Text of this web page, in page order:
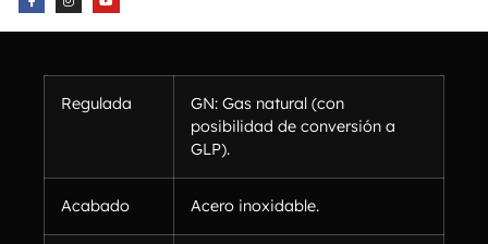
Regulada
GN: Gas natural (con
posibilidad de conversión a
GLP).
Acabado Acero inoxidable.